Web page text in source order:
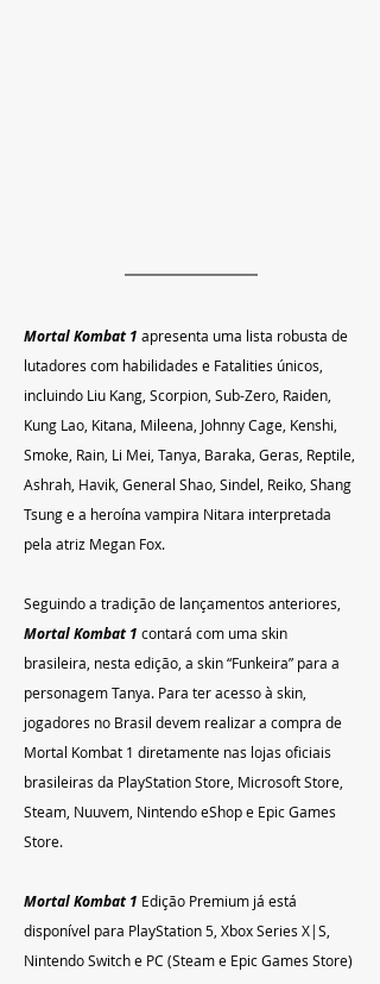
Mortal Kombat 1 apresenta uma lista robusta de
lutadores com habilidades e Fatalities únicos,
incluindo Liu Kang, Scorpion, Sub-Zero, Raiden,
Kung Lao, Kitana, Mileena, Johnny Cage, Kenshi,
Smoke, Rain, Li Mei, Tanya, Baraka, Geras, Reptile,
Ashrah, Havik, General Shao, Sindel, Reiko, Shang
Tsung e a heroína vampira Nitara interpretada
pela atriz Megan Fox.
Seguindo a tradição de lançamentos anteriores,
Mortal Kombat 1 contará com uma skin
brasileira, nesta edição, a skin “Funkeira” para a
personagem Tanya. Para ter acesso à skin,
jogadores no Brasil devem realizar a compra de
Mortal Kombat 1 diretamente nas lojas oficiais
brasileiras da PlayStation Store, Microsoft Store,
Steam, Nuuvem, Nintendo eShop e Epic Games
Store.
Mortal Kombat 1 Edição Premium já está
disponível para PlayStation 5, Xbox Series X|S,
Nintendo Switch e PC (Steam e Epic Games Store)